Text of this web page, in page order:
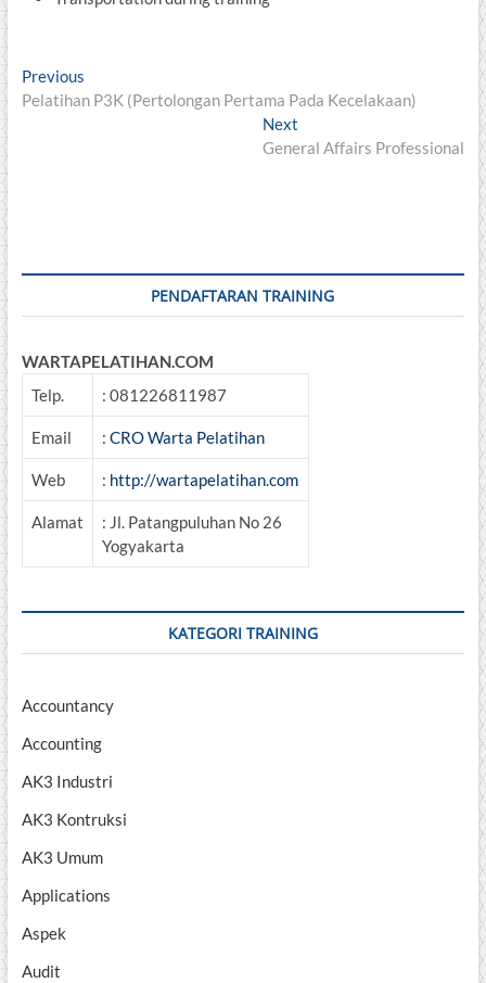
Post
navigation
PreviousPrevious
post:
Pelatihan P3K (Pertolongan Pertama Pada Kecelakaan)
Next
post:
General Affairs Professional
PENDAFTARAN TRAINING
WARTAPELATIHAN.COM
Telp.
: 081226811987
Email : CRO Warta Pelatihan
Web : http://wartapelatihan.com
Alamat
: Jl. Patangpuluhan No 26
Yogyakarta
KATEGORI TRAINING
Accountancy
Accounting
AK3 Industri
AK3 Kontruksi
AK3 Umum
Applications
Aspek
Audit